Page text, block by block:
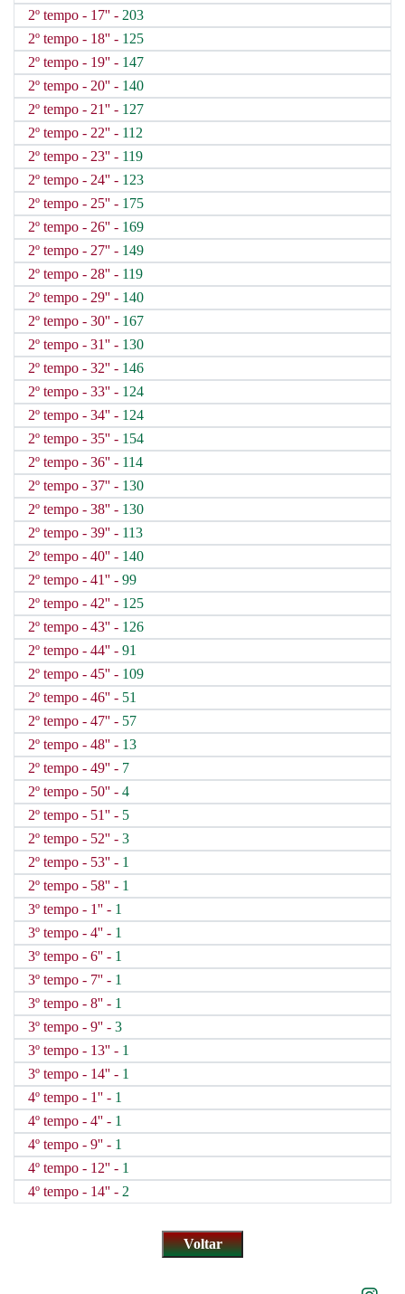
2º tempo - 17'' - 203
2º tempo - 18'' - 125
2º tempo - 19'' - 147
2º tempo - 20'' - 140
2º tempo - 21'' - 127
2º tempo - 22'' - 112
2º tempo - 23'' - 119
2º tempo - 24'' - 123
2º tempo - 25'' - 175
2º tempo - 26'' - 169
2º tempo - 27'' - 149
2º tempo - 28'' - 119
2º tempo - 29'' - 140
2º tempo - 30'' - 167
2º tempo - 31'' - 130
2º tempo - 32'' - 146
2º tempo - 33'' - 124
2º tempo - 34'' - 124
2º tempo - 35'' - 154
2º tempo - 36'' - 114
2º tempo - 37'' - 130
2º tempo - 38'' - 130
2º tempo - 39'' - 113
2º tempo - 40'' - 140
2º tempo - 41'' - 99
2º tempo - 42'' - 125
2º tempo - 43'' - 126
2º tempo - 44'' - 91
2º tempo - 45'' - 109
2º tempo - 46'' - 51
2º tempo - 47'' - 57
2º tempo - 48'' - 13
2º tempo - 49'' - 7
2º tempo - 50'' - 4
2º tempo - 51'' - 5
2º tempo - 52'' - 3
2º tempo - 53'' - 1
2º tempo - 58'' - 1
3º tempo - 1'' - 1
3º tempo - 4'' - 1
3º tempo - 6'' - 1
3º tempo - 7'' - 1
3º tempo - 8'' - 1
3º tempo - 9'' - 3
3º tempo - 13'' - 1
3º tempo - 14'' - 1
4º tempo - 1'' - 1
4º tempo - 4'' - 1
4º tempo - 9'' - 1
4º tempo - 12'' - 1
4º tempo - 14'' - 2